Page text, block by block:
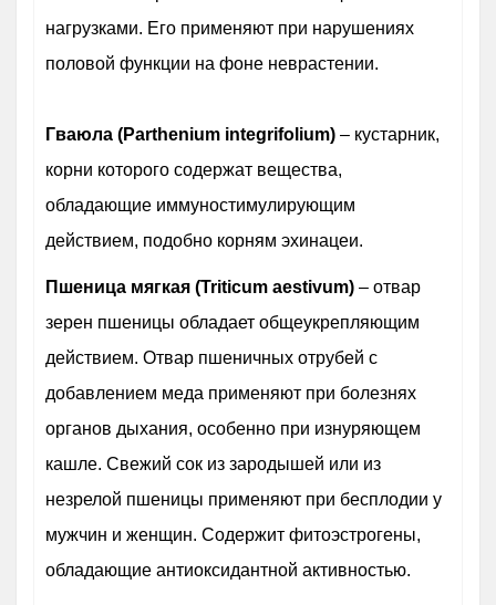
нагрузками. Его применяют при нарушениях
половой функции на фоне неврастении.
Гваюла (Parthenium integrifolium) – кустарник,
корни которого содержат вещества,
обладающие иммуностимулирующим
действием, подобно корням эхинацеи.
Пшеница мягкая (Triticum aestivum) – отвар
зерен пшеницы обладает общеукрепляющим
действием. Отвар пшеничных отрубей с
добавлением меда применяют при болезнях
органов дыхания, особенно при изнуряющем
кашле. Свежий сок из зародышей или из
незрелой пшеницы применяют при бесплодии у
мужчин и женщин. Содержит фитоэстрогены,
обладающие антиоксидантной активностью.